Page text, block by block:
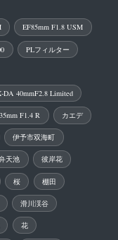
EF85mm F1.8 USM
PLフィルター
DA 40mmF2.8 Limited
F1.4 R カエデ
伊予市双海町
天池 彼岸花
桜 棚田
滑川渓谷
花